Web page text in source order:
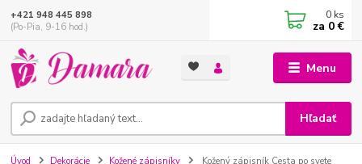
Menu
Hľadať
+421 948 445 898
(Po-Pia, 9-16 hod.)
0 ks
za 0 €
Úvod Dekorácie Kožené zápisníky Kožený zápisník Cesta po svete